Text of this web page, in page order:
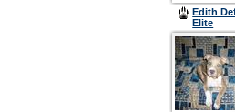
Edith
Elite